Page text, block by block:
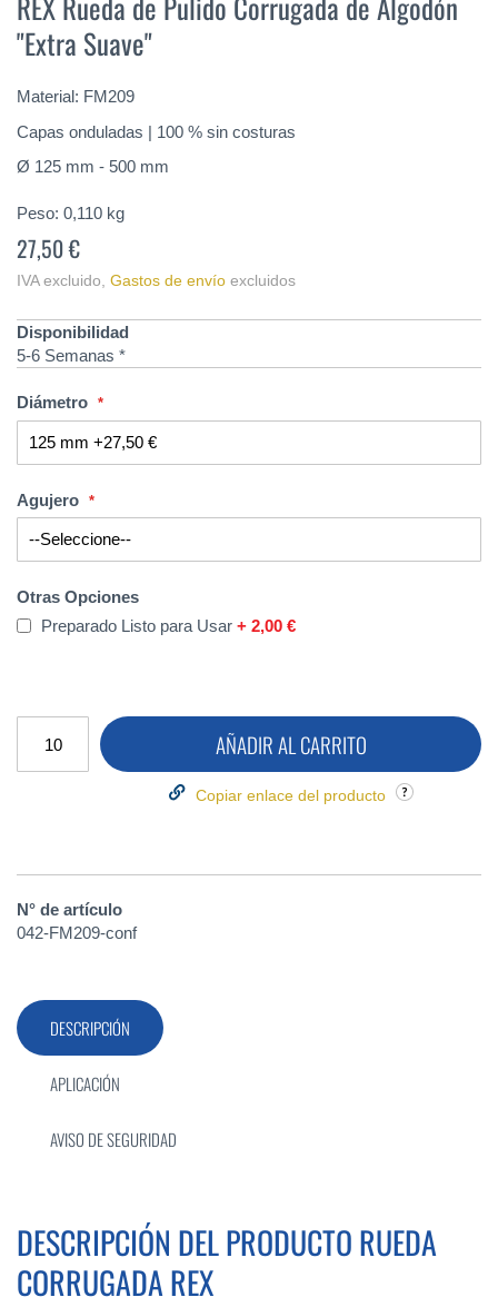
comienzo
de
la
de
imágenes
"Extra Suave"
Material: FM209
Capas onduladas | 100 % sin costuras
Ø 125 mm - 500 mm
Peso: 0,110 kg
27,50 €
IVA excluido, Gastos de envío excluidos
Disponibilidad
5-6 Semanas *
Diámetro
Agujero
Otras Opciones
Preparado Listo para Usar+2,00 €
AÑADIR AL CARRITO
Copiar enlace del producto
N° de artículo
042-FM209-conf
DESCRIPCIÓN
DESCRIPCIÓN DEL PRODUCTO RUEDA
CORRUGADA REX
APLICACIÓN
AVISO DE SEGURIDAD